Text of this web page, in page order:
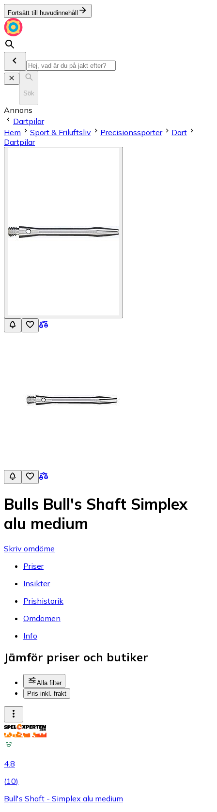
Fortsätt till huvudinnehåll
Sök
Annons
Dartpilar
Hem
Sport & Friluftsliv Precisionssporter
Dart
Dartpilar
Bulls Bull's Shaft Simplex
alu medium
Skriv omdöme
Priser
Insikter
Prishistorik
Omdömen
Info
Jämför priser och butiker
Alla filter
Pris inkl. frakt
4.8
(10)
Bull's Shaft - Simplex alu medium